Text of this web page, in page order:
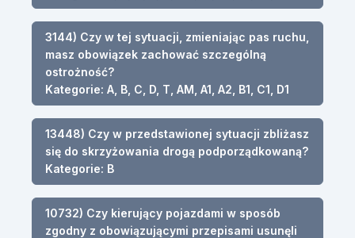
3144) Czy w tej sytuacji, zmieniając pas ruchu,
masz obowiązek zachować szczególną
ostrożność?
Kategorie: A, B, C, D, T, AM, A1, A2, B1, C1, D1
13448) Czy w przedstawionej sytuacji zbliżasz
się do skrzyżowania drogą podporządkowaną?
Kategorie: B
10732) Czy kierujący pojazdami w sposób
zgodny z obowiązującymi przepisami usunęli